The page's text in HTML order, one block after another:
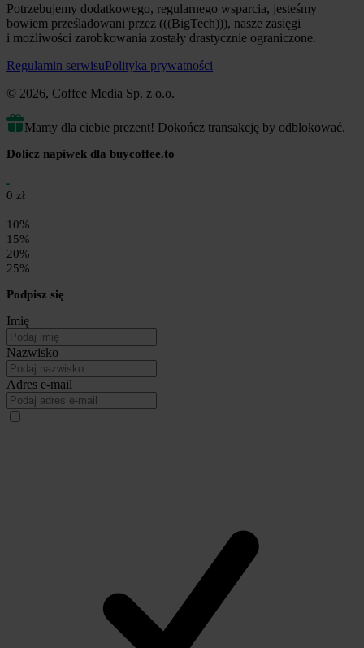
Potrzebujemy dodatkowego, regularnego wsparcia, jesteśmy
bowiem prześladowani przez (((BigTech))), nasze zasięgi
i możliwości zarobkowania zostały drastycznie ograniczone.
Regulamin serwisuPolityka prywatności
© 2026, Coffee Media Sp. z o.o.
Mamy dla ciebie prezent! Dokończ transakcję by odblokować.
Dolicz napiwek dla buycoffee.to
0 zł
10%
15%
20%
25%
Podpisz się
Imię
Nazwisko
Adres e-mail